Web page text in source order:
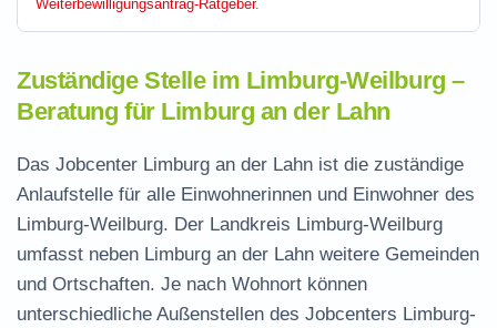
Weiterbewilligungsantrag-Ratgeber.
Zuständige Stelle im Limburg-Weilburg –
Beratung für Limburg an der Lahn
Das Jobcenter Limburg an der Lahn ist die zuständige
Anlaufstelle für alle Einwohnerinnen und Einwohner des
Limburg-Weilburg. Der Landkreis Limburg-Weilburg
umfasst neben Limburg an der Lahn weitere Gemeinden
und Ortschaften. Je nach Wohnort können
unterschiedliche Außenstellen des Jobcenters Limburg-